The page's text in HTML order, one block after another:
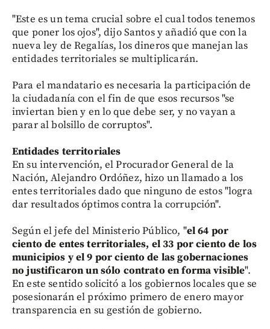
"Este es un tema crucial sobre el cual todos tenemos
que poner los ojos", dijo Santos y añadió que con la
nueva ley de Regalías, los dineros que manejan las
entidades territoriales se multiplicarán.
Para el mandatario es necesaria la participación de
la ciudadanía con el fin de que esos recursos "se
inviertan bien y en lo que debe ser, y no vayan a
parar al bolsillo de corruptos".
Entidades territoriales
En su intervención, el Procurador General de la
Nación, Alejandro Ordóñez, hizo un llamado a los
entes territoriales dado que ninguno de estos "logra
dar resultados óptimos contra la corrupción".
Según el jefe del Ministerio Público, "el 64 por
ciento de entes territoriales, el 33 por ciento de los
municipios y el 9 por ciento de las gobernaciones
no justificaron un sólo contrato en forma visible".
En este sentido solicitó a los gobiernos locales que se
posesionarán el próximo primero de enero mayor
transparencia en su gestión de gobierno.